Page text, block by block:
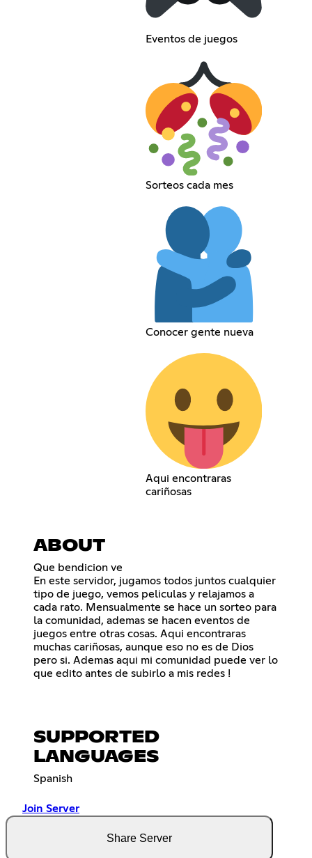
Eventos de juegos
Sorteos cada mes
Conocer gente nueva
Aqui encontraras
cariñosas
ABOUT
Que bendicion ve
En este servidor, jugamos todos juntos cualquier
tipo de juego, vemos peliculas y relajamos a
cada rato. Mensualmente se hace un sorteo para
la comunidad, ademas se hacen eventos de
juegos entre otras cosas. Aqui encontraras
muchas cariñosas, aunque eso no es de Dios
pero si. Ademas aqui mi comunidad puede ver lo
que edito antes de subirlo a mis redes !
SUPPORTED
LANGUAGES
Spanish
Join Server
Share Server